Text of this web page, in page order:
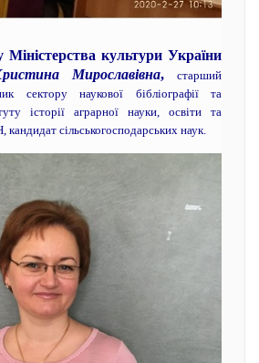
культури України
Мирославівна, старший
сектору наукової бібліографії та
історії аграрної науки, освіти та
сільськогосподарських наук.